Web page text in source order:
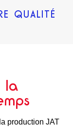
QUALITÉ
la
production JAT